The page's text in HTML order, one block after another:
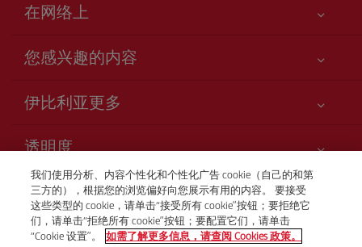
在网络上
您感兴趣的内容
网站访问声明
服务承诺
伊比利亚更多
股东和投资者
我们的合作关系
英国航空公司
透明度
法律信息
运输条件
旅客的权利
客户服务中心
+86 400 881 0207
周一至周五09:00 - 18:00
我们使用分析、内容个性化和个性化广告 cookie（自己的和第
三方的），根据您的浏览偏好向您展示有用的内容。 要接受
这些类型的 cookie，请单击“接受所有 cookie”按钮；要拒绝它
们，请单击“拒绝所有 cookie”按钮；要配置它们，请单击
“Cookie 设置”。
如需了解更多信息，请查阅 Cookies 政策。